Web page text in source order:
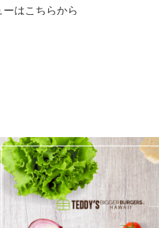
はこちらから